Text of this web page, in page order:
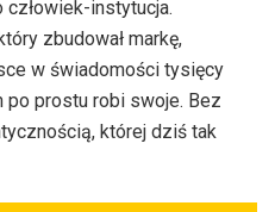
człowiek-instytucja.
zbudował markę,
w świadomości tysięcy
po prostu robi swoje. Bez
której dziś tak